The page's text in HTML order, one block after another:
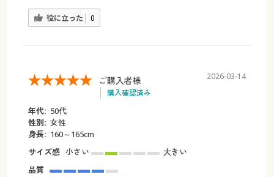
役に立った 0
ご購入者様
購入確認済み
2026-03-14
年代: 50代
性別: 女性
身長: 160～165cm
サイズ感 小さい
大きい
品質